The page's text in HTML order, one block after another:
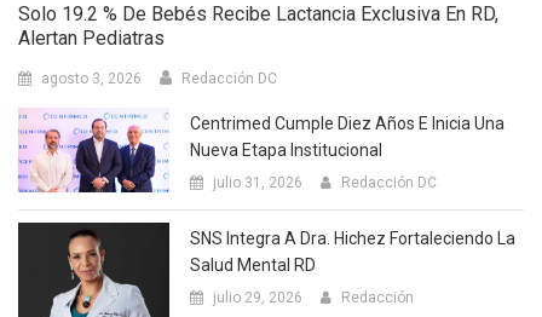
Solo 19.2 % De Bebés Recibe Lactancia Exclusiva En RD,
Alertan Pediatras
agosto 3, 2026 Redacción DC
Centrimed Cumple Diez Años E Inicia Una
Nueva Etapa Institucional
julio 31, 2026 Redacción DC
SNS Integra A Dra. Hichez Fortaleciendo La
Salud Mental RD
julio 29, 2026 Redacción